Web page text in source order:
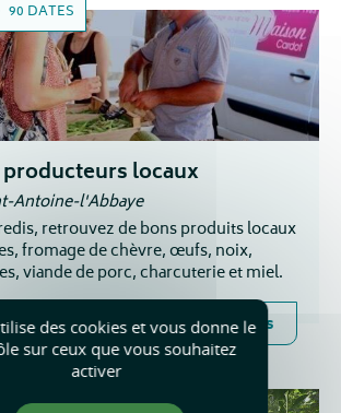
90 DATES
producteurs locaux
Antoine-l'Abbaye
retrouvez de bons produits locaux
fromage de chèvre, œufs, noix,
viande de porc, charcuterie et miel.
Plus d'infos
des cookies et vous donne le
sur ceux que vous souhaitez
activer